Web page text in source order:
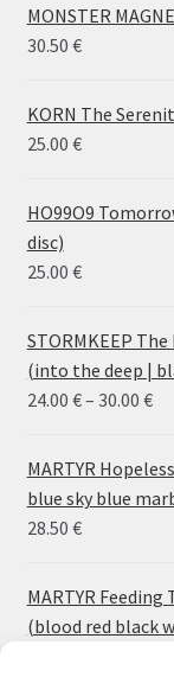
MONSTER
30.50 €
KORN The
25.00 €
HO99O9
disc)
25.00 €
STORMKEEP
(into the deep |
24.00 €– 30.00 €
MARTYR
blue sky blue
28.50 €
MARTYR Feeding
(blood red black